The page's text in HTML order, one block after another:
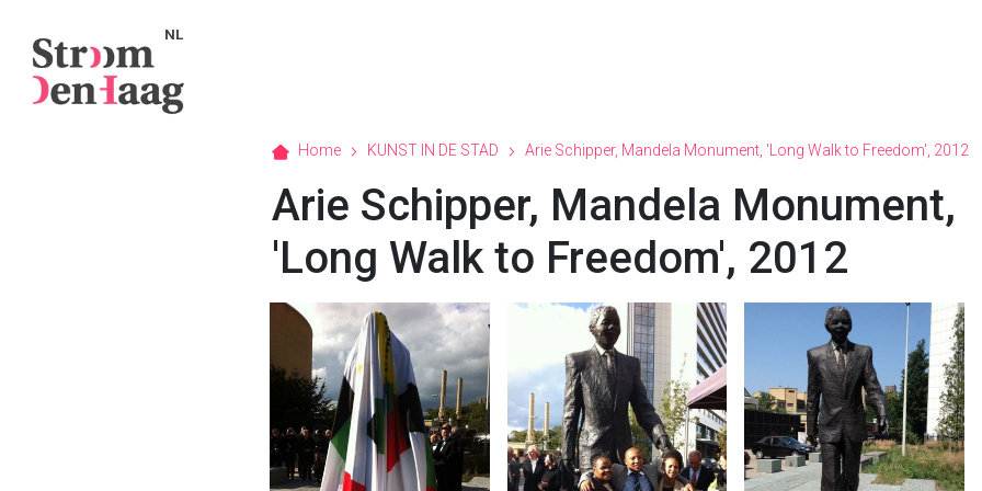
NL
Home KUNST IN DE STAD Arie Schipper, Mandela Monument, 'Long Walk to Freedom', 2012
Arie Schipper, Mandela Monument,
'Long Walk to Freedom', 2012